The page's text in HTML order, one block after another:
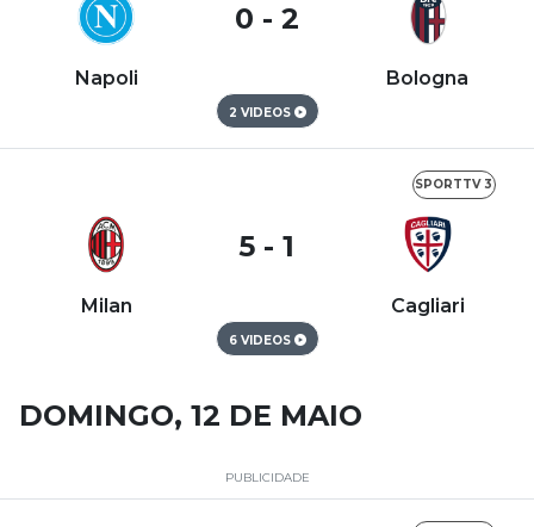
Napoli
0 - 2
Bologna
2 VIDEOS
SPORTTV 3
Milan
5 - 1
Cagliari
6 VIDEOS
DOMINGO, 12 DE MAIO
PUBLICIDADE